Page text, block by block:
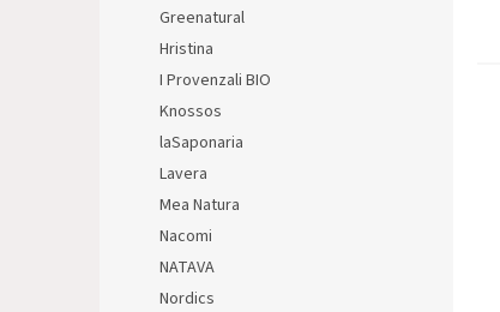
Greenatural
Hristina
I Provenzali BIO
Knossos
laSaponaria
Lavera
Mea Natura
Nacomi
NATAVA
Nordics